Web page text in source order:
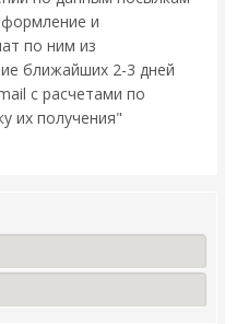
и
по ним из
ближайших 2-3 дней
с расчетами по
их получения"